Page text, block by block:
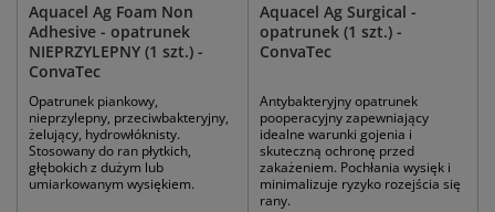
Aquacel Ag Foam Non
Adhesive - opatrunek
NIEPRZYLEPNY (1 szt.) -
ConvaTec
Opatrunek piankowy,
nieprzylepny, przeciwbakteryjny,
żelujący, hydrowłóknisty.
Stosowany do ran płytkich,
głębokich z dużym lub
umiarkowanym wysiękiem.
Aquacel Ag Surgical -
opatrunek (1 szt.) -
ConvaTec
Antybakteryjny opatrunek
pooperacyjny zapewniający
idealne warunki gojenia i
skuteczną ochronę przed
zakażeniem. Pochłania wysięk i
minimalizuje ryzyko rozejścia się
rany.